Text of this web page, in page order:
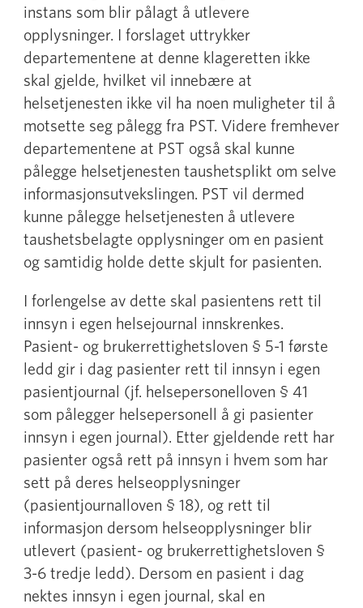
instans som blir pålagt å utlevere
opplysninger. I forslaget uttrykker
departementene at denne klageretten ikke
skal gjelde, hvilket vil innebære at
helsetjenesten ikke vil ha noen muligheter til å
motsette seg pålegg fra PST. Videre fremhever
departementene at PST også skal kunne
pålegge helsetjenesten taushetsplikt om selve
informasjonsutvekslingen. PST vil dermed
kunne pålegge helsetjenesten å utlevere
taushetsbelagte opplysninger om en pasient
og samtidig holde dette skjult for pasienten.
I forlengelse av dette skal pasientens rett til
innsyn i egen helsejournal innskrenkes.
Pasient- og brukerrettighetsloven § 5-1 første
ledd gir i dag pasienter rett til innsyn i egen
pasientjournal (jf. helsepersonelloven § 41
som pålegger helsepersonell å gi pasienter
innsyn i egen journal). Etter gjeldende rett har
pasienter også rett på innsyn i hvem som har
sett på deres helseopplysninger
(pasientjournalloven § 18), og rett til
informasjon dersom helseopplysninger blir
utlevert (pasient- og brukerrettighetsloven §
3-6 tredje ledd). Dersom en pasient i dag
nektes innsyn i egen journal, skal en